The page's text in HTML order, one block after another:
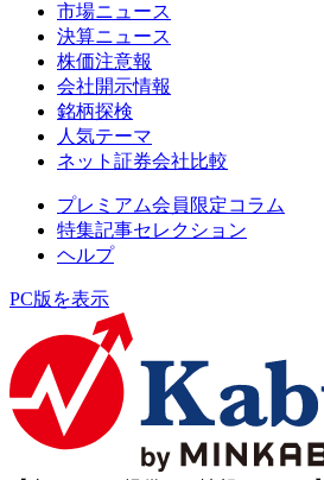
市場ニュース
決算ニュース
株価注意報
会社開示情報
銘柄探検
人気テーマ
ネット証券会社比較
プレミアム会員限定コラム
特集記事セレクション
ヘルプ
PC版を表示